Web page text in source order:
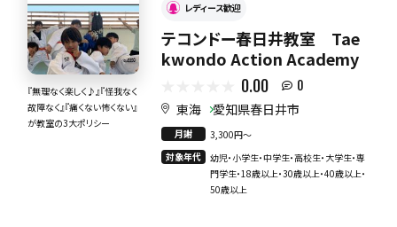
『無理なく楽しく♪』『怪我なく
故障なく』『痛くない怖くない』
が教室の3大ポリシー
レディース歓迎
テコンドー春日井教室 Tae
kwondo Action Academy
0.00 0
東海 愛知県春日井市
月謝
3,300円〜
対象年代
幼児・小学生・中学生・高校生・大学生・専
門学生・18歳以上・30歳以上・40歳以上・
50歳以上